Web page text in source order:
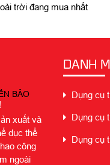
trời đang mua nhất
BẢO
xuất và
dục thể
công
ngoài
DANH
Dụng cụ
Dụng cụ
Dụng cụ